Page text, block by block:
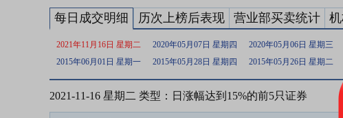
每日成交明细 历次上榜后表现 营业部买卖统计 机
2021年11月16日 星期二 2020年05月07日 星期四 2020年05月06日 星期三
2015年06月01日 星期一
2015年05月28日 星期四 2015年05月26日 星期二
2021-11-16 星期二 类型：日涨幅达到15%的前5只证券